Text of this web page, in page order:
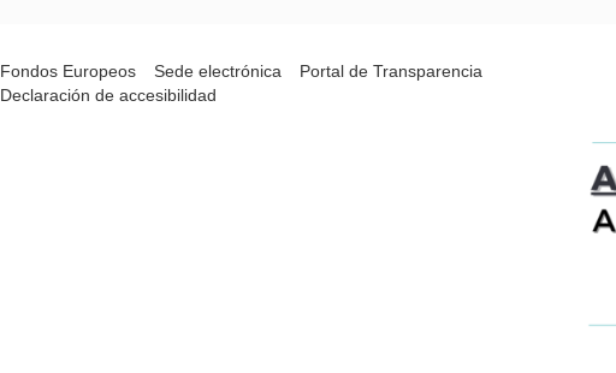
Fondos Europeos Sede electrónica
Portal de Transparencia
Declaración de accesibilidad